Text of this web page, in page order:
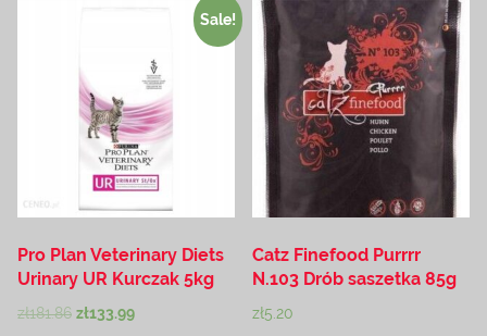
Sale!
Pro Plan Veterinary Diets
Urinary UR Kurczak 5kg
zł181.86 zł133.99
Catz Finefood Purrrr
N.103 Drób saszetka 85g
zł5.20